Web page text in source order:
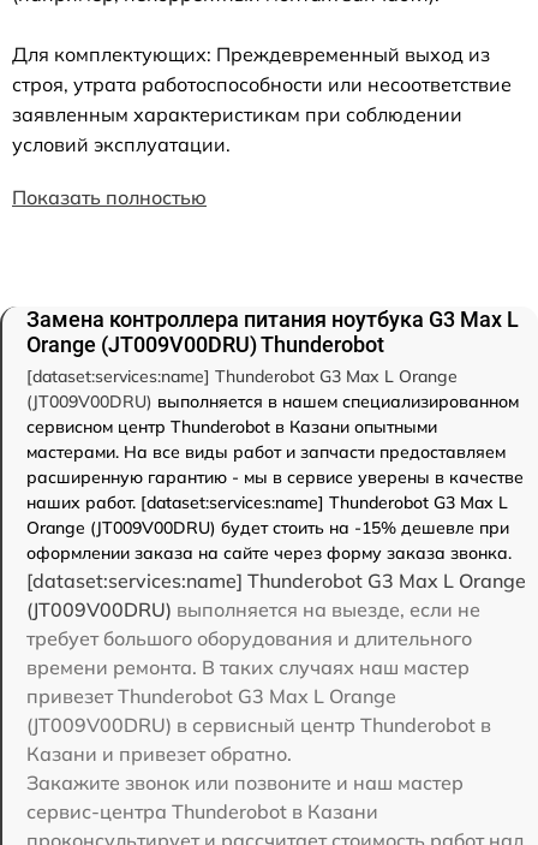
Для комплектующих: Преждевременный выход из
строя, утрата работоспособности или несоответствие
заявленным характеристикам при соблюдении
условий эксплуатации.
Показать полностью
Замена контроллера питания ноутбука G3 Max L
Orange (JT009V00DRU) Thunderobot
[dataset:services:name] Thunderobot G3 Max L Orange
(JT009V00DRU) выполняется в нашем специализированном
сервисном центр Thunderobot в Казани опытными
мастерами. На все виды работ и запчасти предоставляем
расширенную гарантию - мы в сервисе уверены в качестве
наших работ. [dataset:services:name] Thunderobot G3 Max L
Orange (JT009V00DRU) будет стоить на -15% дешевле при
оформлении заказа на сайте через форму заказа звонка.
[dataset:services:name] Thunderobot G3 Max L Orange
(JT009V00DRU) выполняется на выезде, если не
требует большого оборудования и длительного
времени ремонта. В таких случаях наш мастер
привезет Thunderobot G3 Max L Orange
(JT009V00DRU) в сервисный центр Thunderobot в
Казани и привезет обратно.
Закажите звонок или позвоните и наш мастер
сервис-центра Thunderobot в Казани
проконсультирует и рассчитает стоимость работ над